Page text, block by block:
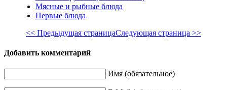
Мясные и рыбные блюда
Первые блюда
<< Предыдущая страницаСледующая страница >>
Добавить комментарий
Имя (обязательное)